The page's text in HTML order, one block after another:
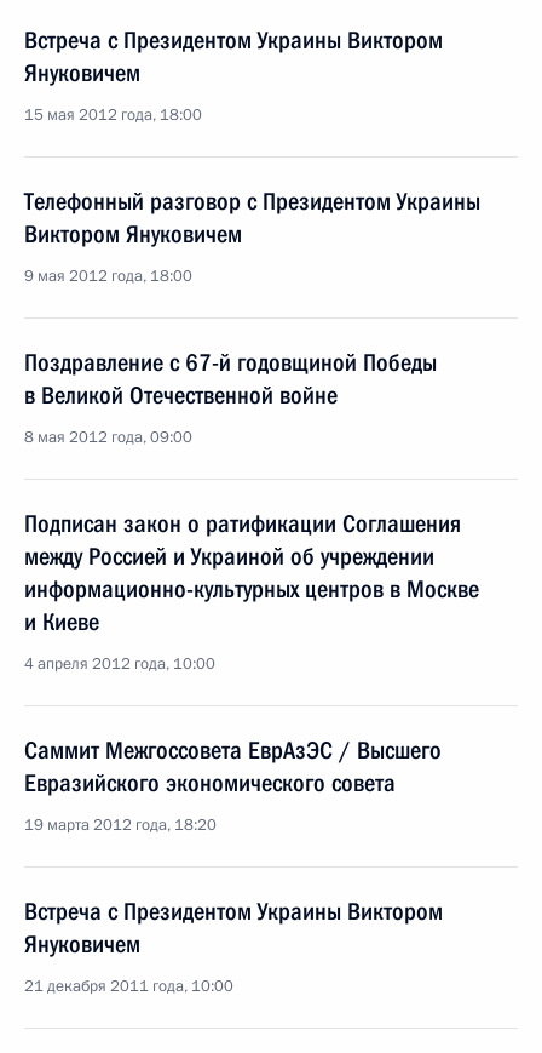
Встреча с Президентом Украины Виктором
Януковичем
15 мая 2012 года, 18:00
Телефонный разговор с Президентом Украины
Виктором Януковичем
9 мая 2012 года, 18:00
Поздравление с 67-й годовщиной Победы
в Великой Отечественной войне
8 мая 2012 года, 09:00
Подписан закон о ратификации Соглашения
между Россией и Украиной об учреждении
информационно-культурных центров в Москве
и Киеве
4 апреля 2012 года, 10:00
Саммит Межгоссовета ЕврАзЭС / Высшего
Евразийского экономического совета
19 марта 2012 года, 18:20
Встреча с Президентом Украины Виктором
Януковичем
21 декабря 2011 года, 10:00